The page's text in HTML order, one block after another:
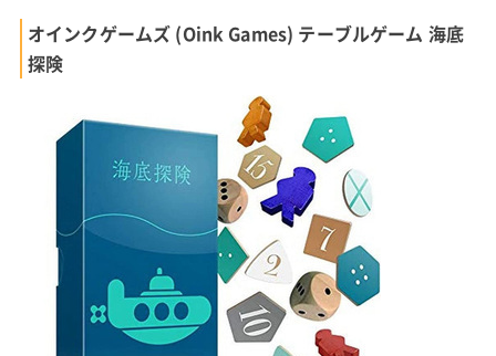
オインクゲームズ (Oink Games) テーブルゲーム 海底
探険